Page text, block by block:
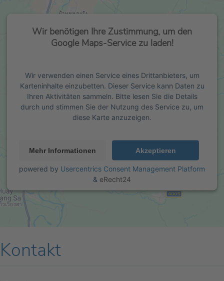
Wir benötigen Ihre Zustimmung, um den
Google Maps-Service zu laden!
Wir verwenden einen Service eines Drittanbieters, um
Karteninhalte einzubetten. Dieser Service kann Daten zu
Ihren Aktivitäten sammeln. Bitte lesen Sie die Details
durch und stimmen Sie der Nutzung des Service zu, um
diese Karte anzuzeigen.
Mehr Informationen Akzeptieren
powered by Usercentrics Consent Management Platform
& eRecht24
Kontakt